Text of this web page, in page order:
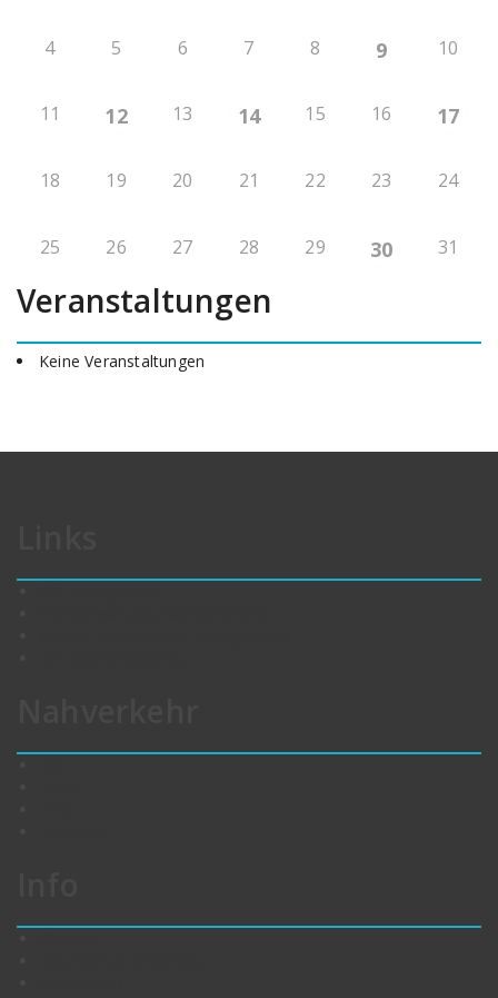
4 5 6 7 8 9 10
11 12 13 14 15 16 17
18 19 20 21 22 23 24
25 26 27 28 29 30 31
Veranstaltungen
Keine Veranstaltungen